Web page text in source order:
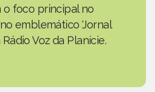
foco principal no
emblemático 'Jornal
Voz da Planície.